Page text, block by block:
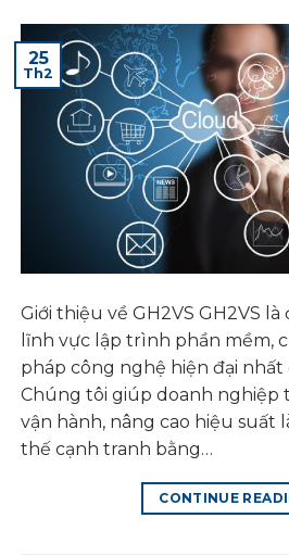
25
Th2
Giới thiệu về GH2VS GH2VS
lĩnh vực lập trình phần mềm,
pháp công nghệ hiện đại
Chúng tôi giúp doanh nghiệp
vận hành, nâng cao hiệu suất
thế cạnh tranh bằng…
CONTINUE